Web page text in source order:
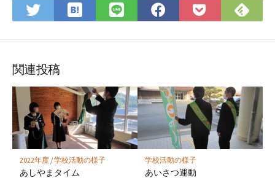
Twitter
で
ア
は
て
ク
マ
ー
ク
に
保
LINE
で
Facebook
で
Pocket
に
で
関連投稿
2022年度/学校活動の様子
あしやまタイム
学校活動の様子
あいさつ運動